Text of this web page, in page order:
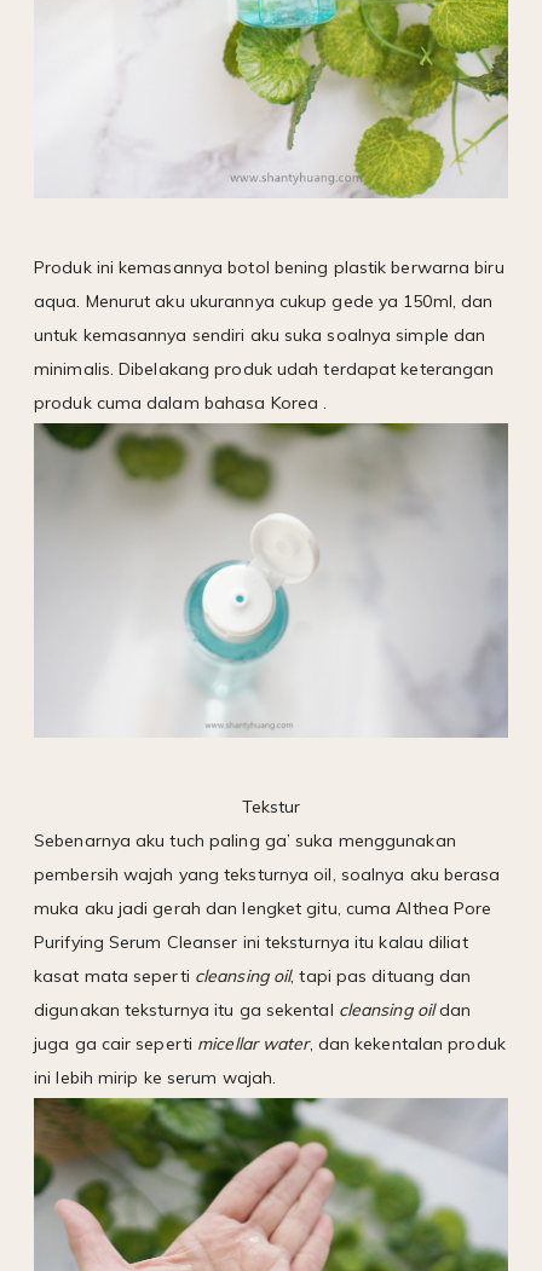
Produk ini kemasannya botol bening plastik berwarna biru
aqua. Menurut aku ukurannya cukup gede ya 150ml, dan
untuk kemasannya sendiri aku suka soalnya simple dan
minimalis. Dibelakang produk udah terdapat keterangan
produk cuma dalam bahasa Korea .
Tekstur
Sebenarnya aku tuch paling ga’ suka menggunakan
pembersih wajah yang teksturnya oil, soalnya aku berasa
muka aku jadi gerah dan lengket gitu, cuma Althea Pore
Purifying Serum Cleanser ini teksturnya itu kalau diliat
kasat mata seperti cleansing oil, tapi pas dituang dan
digunakan teksturnya itu ga sekental cleansing oildan
juga ga cair seperti micellar water, dan kekentalan produk
ini lebih mirip ke serum wajah.